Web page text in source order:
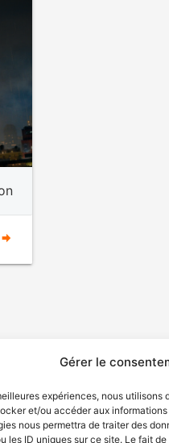
Gérer le
expériences, nous utilisons
et/ou accéder aux
nous permettra de traiter des
les ID uniques sur ce site. Le fait
de services Politique de